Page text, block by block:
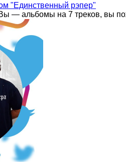
"Единственный рэпер"
— альбомы на 7 треков, вы